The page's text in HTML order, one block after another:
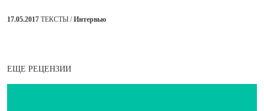
17.05.2017 ТЕКСТЫ /Интервью
ЕЩЕ РЕЦЕНЗИИ